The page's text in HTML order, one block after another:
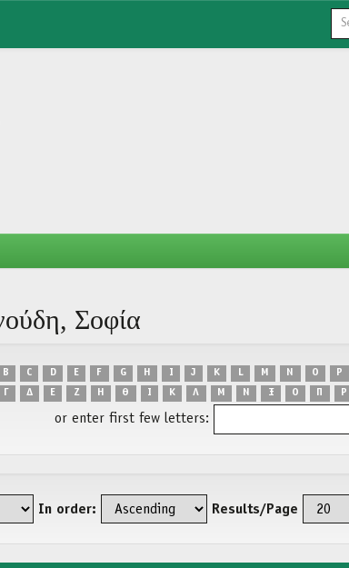
Σοφία
B C D E F G H I J K L M N O P
Γ Δ Ε Ζ Η Θ Ι Κ Λ Μ Ν Ξ Ο Π Ρ
or enter first few letters:
In order: Results/Page